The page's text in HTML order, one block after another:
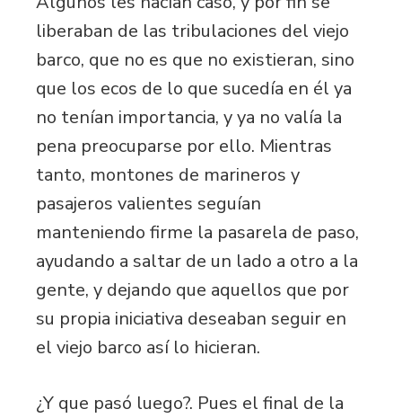
liberaban de las tribulaciones del viejo
barco, que no es que no existieran, sino
que los ecos de lo que sucedía en él ya
no tenían importancia, y ya no valía la
pena preocuparse por ello. Mientras
tanto, montones de marineros y
pasajeros valientes seguían
manteniendo firme la pasarela de paso,
ayudando a saltar de un lado a otro a la
gente, y dejando que aquellos que por
su propia iniciativa deseaban seguir en
el viejo barco así lo hicieran.
¿Y que pasó luego?. Pues el final de la